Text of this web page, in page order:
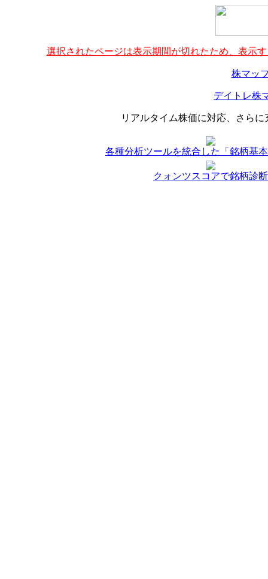
選択されたページは表示期間が切れたため、表示
株マッ
デイトレ株
リアルタイム株価に対応、さら
各種分析ツールを統合した「銘柄基
クォンツスコアで銘柄診断